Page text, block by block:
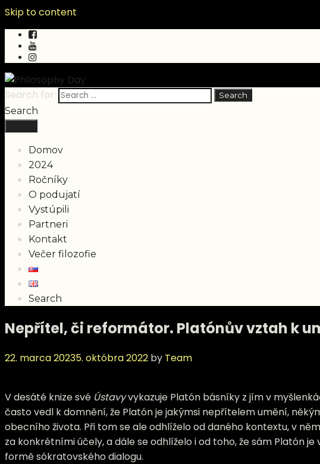
Skip to content
Search for:
Search
Domov
2024
Ročníky
O podujatí
Vystúpili
Partneri
Kontakt
Večer filozofie
Search
Nepřítel, či reformátor. Platónův vztah k
22. marca 20235. októbra 2022 by Team
V desáté knize své Ústavyvykazuje Platón básníky z jím v
často vedl k domnění, že Platón je jakýmsi nepřítelem umění,
obecního života. Při tom se ale odhlíželo od daného kontextu, v
za konkrétními účely, a dále se odhlíželo i od toho, že sám Platón
formě sókratovského dialogu.